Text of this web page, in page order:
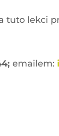
tuto lekci
emailem: